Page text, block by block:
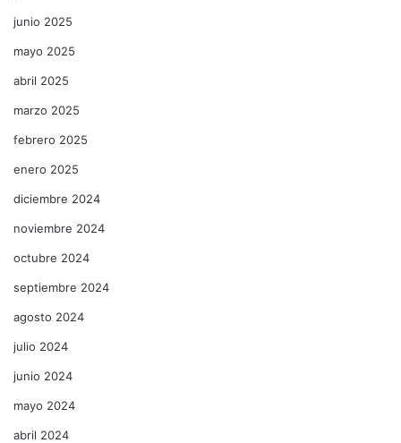
junio 2025
mayo 2025
abril 2025
marzo 2025
febrero 2025
enero 2025
diciembre 2024
noviembre 2024
octubre 2024
septiembre 2024
agosto 2024
julio 2024
junio 2024
mayo 2024
abril 2024